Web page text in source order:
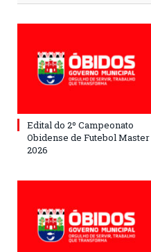
Edital do 2º Campeonato
Obidense de Futebol Master
2026